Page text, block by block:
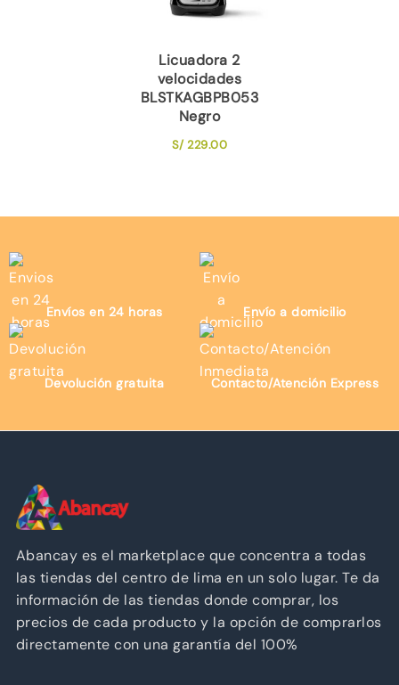
Licuadora 2
velocidades
BLSTKAGBPB053
Negro
S/ 229.00
Envíos en 24 horas Envío a domicilio
Devolución gratuita Contacto/Atención Express
Abancay es el marketplace que concentra a todas
las tiendas del centro de lima en un solo lugar. Te da
información de las tiendas donde comprar, los
precios de cada producto y la opción de comprarlos
directamente con una garantía del 100%